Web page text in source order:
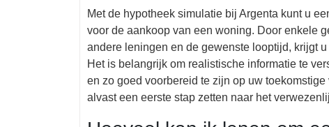
Met de hypotheek simulatie bij Argenta kunt u
voor de aankoop van een woning. Door enkele
andere leningen en de gewenste looptijd, krijgt
Het is belangrijk om realistische informatie te
en zo goed voorbereid te zijn op uw
alvast een eerste stap zetten naar het